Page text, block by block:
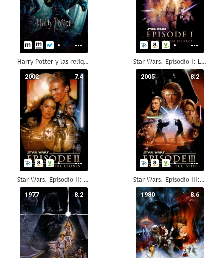
Harry Potter y las reliquias de la muerte - Parte 1 Star Wars. Episodio I: La amenaza fantasma
7.4
2002
Star Wars. Episodio II: El ataque de los clones
8.2
2005
Star Wars. Episodio III: La venganza de los Sith
8.2
1977 8.6
1980